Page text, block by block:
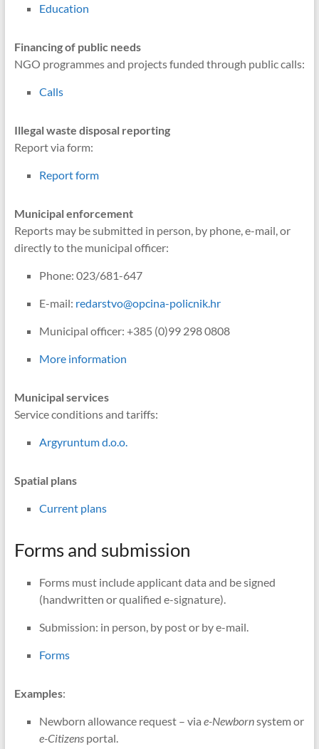
Education
Financing of public needs
NGO programmes and projects funded through public calls:
Calls
Illegal waste disposal reporting
Report via form:
Report form
Municipal enforcement
Reports may be submitted in person, by phone, e-mail, or
directly to the municipal officer:
Phone: 023/681-647
E-mail: redarstvo@opcina-policnik.hr
Municipal officer: +385 (0)99 298 0808
More information
Municipal services
Service conditions and tariffs:
Argyruntum d.o.o.
Spatial plans
Current plans
Forms and submission
Forms must include applicant data and be signed
(handwritten or qualified e-signature).
Submission: in person, by post or by e-mail.
Forms
Examples:
Newborn allowance request – via e-Newbornsystem or
e-Citizensportal.